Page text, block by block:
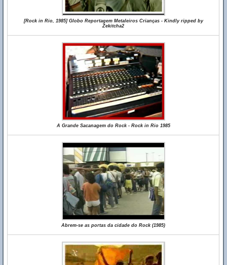
[Rock in Rio, 1985] Globo Reportagem Metaleiros Crianças - Kindly ripped by
Zekitcha2
A Grande Sacanagem do Rock - Rock in Rio 1985
Abrem-se as portas da cidade do Rock (1985)